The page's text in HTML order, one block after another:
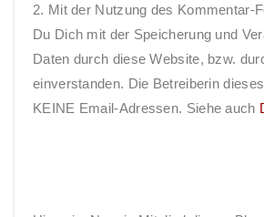
2. Mit der Nutzung des Kommentar-
Du Dich mit der Speicherung und
Daten durch diese Website, bzw.
einverstanden. Die Betreiberin
KEINE Email-Adressen. Siehe auch